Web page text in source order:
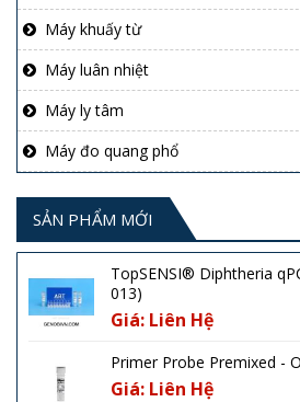
Máy khuấy từ
Máy luân nhiệt
Máy ly tâm
Máy đo quang phổ
SẢN PHẨM MỚI
TopSENSI® Diphtheria
013)
Giá: Liên Hệ
Primer Probe Premixed -
Giá: Liên Hệ